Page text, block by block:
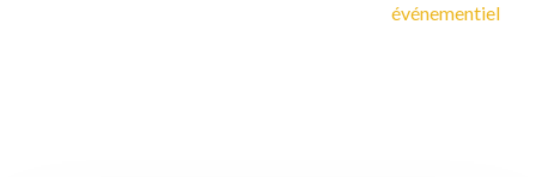
événementiel